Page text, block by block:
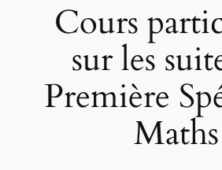
Cours
sur les
Première
Maths